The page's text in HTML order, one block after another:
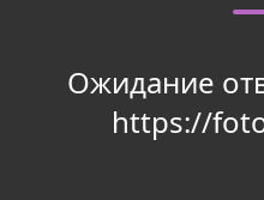
Ожидание
https://